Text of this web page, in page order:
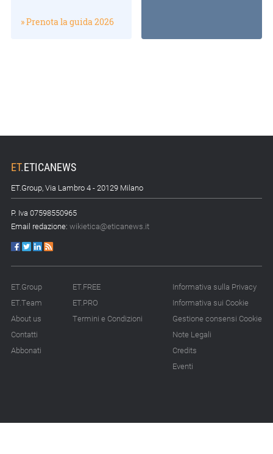
» Prenota la guida 2026
ET.ETICANEWS
ET.Group, Via Lambro 4 - 20129 Milano
P. Iva 07598550965
Email redazione: wikietica@eticanews.it
ET.Group
ET.Team
About us
Contatti
Abbonati
ET.FREE
ET.PRO
Termini e Condizioni
Informativa sulla Privacy
Informativa sui Cookie
Gestione consensi Cookie
Note Legali
Credits
Eventi